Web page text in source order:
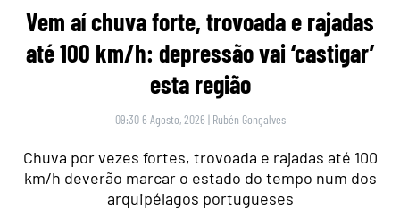
Vem aí chuva forte, trovoada e rajadas
até 100 km/h: depressão vai ‘castigar’
esta região
09:30 6 Agosto, 2026 | Rubén Gonçalves
Chuva por vezes fortes, trovoada e rajadas até 100
km/h deverão marcar o estado do tempo num dos
arquipélagos portugueses